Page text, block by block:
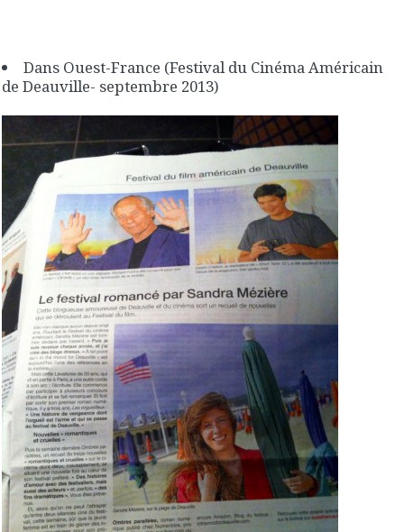
Dans Ouest-France (Festival du Cinéma Américain
de Deauville- septembre 2013)